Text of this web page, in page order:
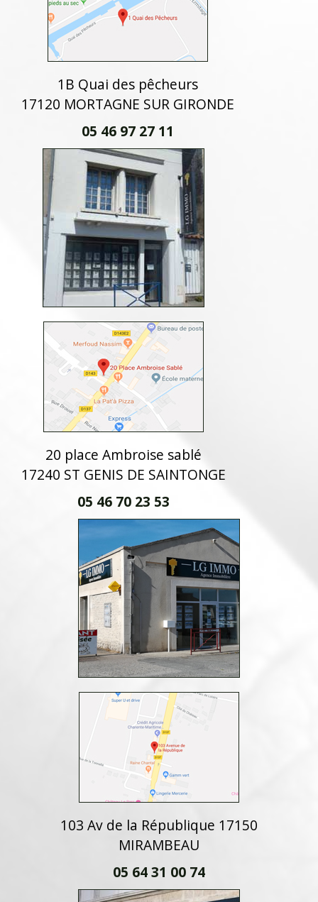
1B Quai des pêcheurs
17120 MORTAGNE SUR GIRONDE
05 46 97 27 11
20 place Ambroise sablé
17240 ST GENIS DE SAINTONGE
05 46 70 23 53
103 Av de la République 17150
MIRAMBEAU
05 64 31 00 74